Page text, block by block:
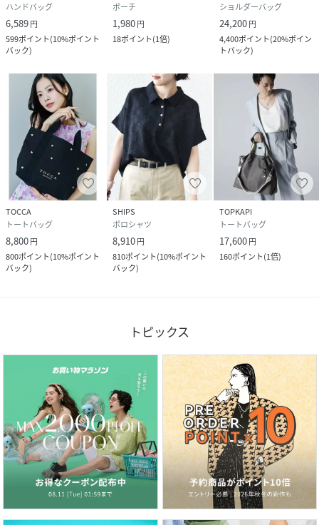
ハンドバッグ
6,589円
599ポイント(10%ポイント
バック)
ポーチ
1,980円
18ポイント(1倍)
ショルダーバッグ
24,200円
4,400ポイント(20%ポイン
トバック)
TOCCA
トートバッグ
8,800円
800ポイント(10%ポイント
バック)
SHIPS
ポロシャツ
8,910円
810ポイント(10%ポイント
バック)
TOPKAPI
トートバッグ
17,600円
160ポイント(1倍)
トピックス